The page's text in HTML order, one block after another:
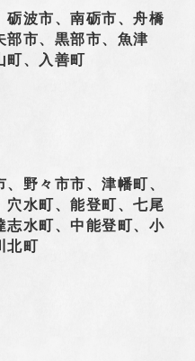
砺波市、南砺市、舟橋
部市、黒部市、魚津
町、入善町
野々市市、津幡町、
穴水町、能登町、七尾
志水町、中能登町、小
北町